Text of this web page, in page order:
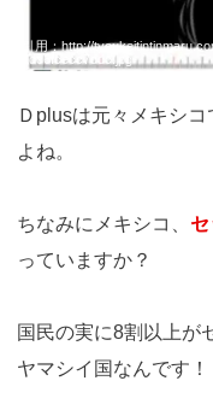
引用：http://
adc6fcecc7ddc.jpg
Ｄplusは元々メキシ
よね。
ちなみにメキシコ、
っていますか？
国民の実に8割以上が
ヤマシイ国なんです！